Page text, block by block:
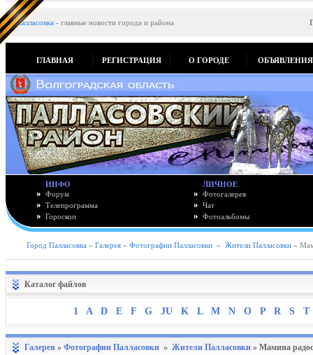
Палласовка - главные новости города и района
ГЛАВНАЯ РЕГИСТРАЦИЯ О ГОРОДЕ ОБЪЯВЛЕНИЯ
ИНФО
Форум
Телепрограмма
Гороскоп
ЛИЧНОЕ
Фотогалерея
Чат
Фотоальбомы
Город Палласовка » Галерея » Фотографии Палласовки » Жители Палласовки »
Каталог файлов
1 A D E F G JU K L M N O P R S T
Галерея » Фотографии Палласовки » Жители Палласовки » Мамина